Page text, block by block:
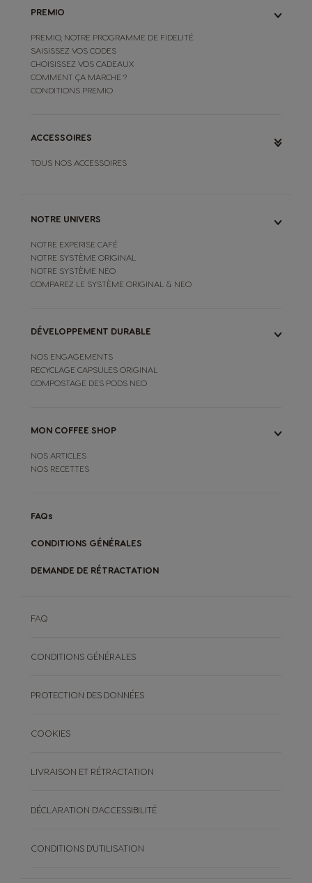
PREMIO
PREMIO, NOTRE PROGRAMME DE FIDELITÉ
SAISISSEZ VOS CODES
CHOISISSEZ VOS CADEAUX
COMMENT ÇA MARCHE ?
CONDITIONS PREMIO
ACCESSOIRES
TOUS NOS ACCESSOIRES
NOTRE UNIVERS
NOTRE EXPERISE CAFÉ
NOTRE SYSTÈME ORIGINAL
NOTRE SYSTÈME NEO
COMPAREZ LE SYSTÈME ORIGINAL & NEO
DÉVELOPPEMENT DURABLE
NOS ENGAGEMENTS
RECYCLAGE CAPSULES ORIGINAL
COMPOSTAGE DES PODS NEO
MON COFFEE SHOP
NOS ARTICLES
NOS RECETTES
FAQs
CONDITIONS GÉNÉRALES
DEMANDE DE RÉTRACTATION
FAQ
CONDITIONS GÉNÉRALES
PROTECTION DES DONNÉES
COOKIES
LIVRAISON ET RÉTRACTATION
DÉCLARATION D'ACCESSIBILITÉ
CONDITIONS D'UTILISATION